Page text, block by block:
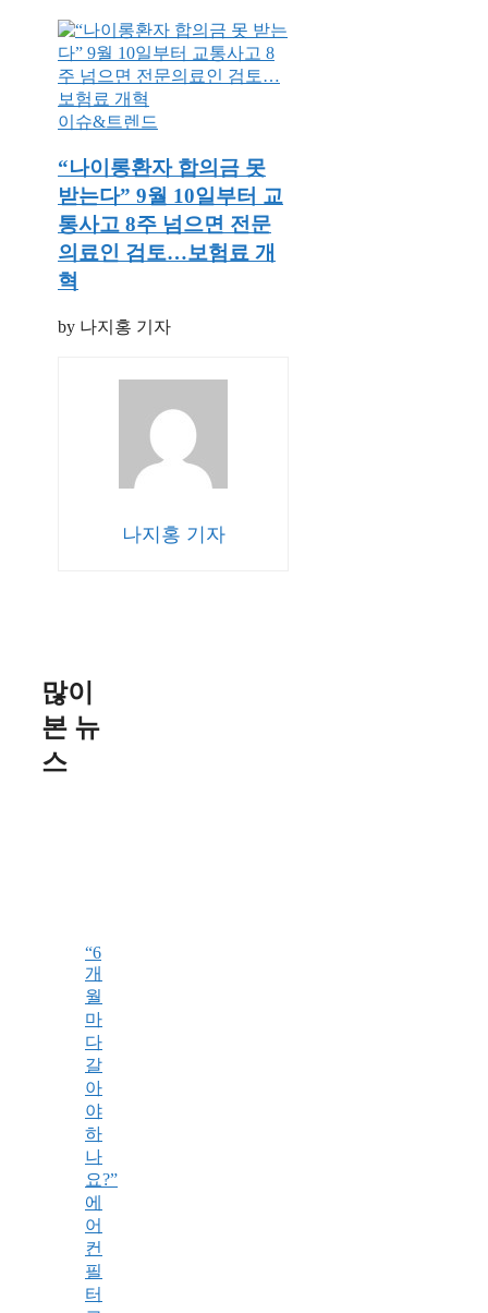
이슈&트렌드
“나이롱환자 합의금 못
받는다” 9월 10일부터 교
통사고 8주 넘으면 전문
의료인 검토…보험료 개
혁
by 나지홍 기자
나지홍 기자
많이
본 뉴
스
“6
개
월
마
다
갈
아
야
하
나
요?”
에
어
컨
필
터